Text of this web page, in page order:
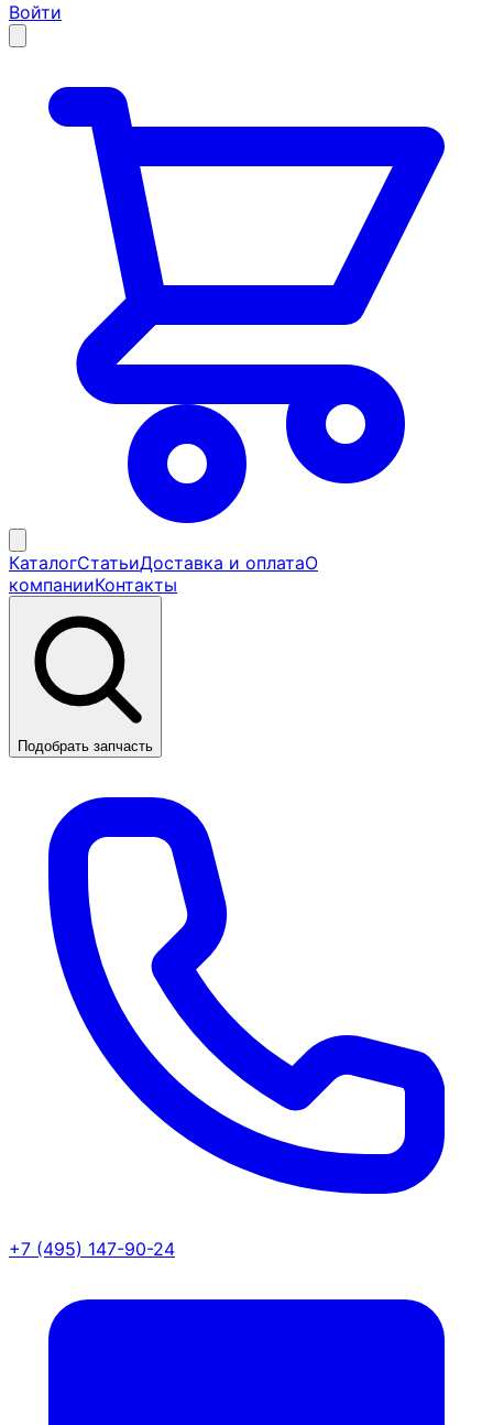
Войти
КаталогСтатьиДоставка и оплатаО
компанииКонтакты
Подобрать запчасть
+7 (495) 147-90-24